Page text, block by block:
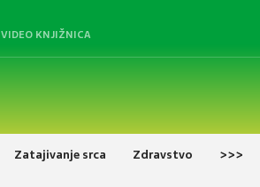
VIDEO KNJIŽNICA
Zatajivanje srca Zdravstvo >>>